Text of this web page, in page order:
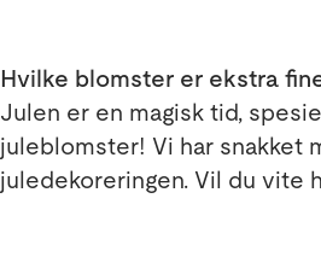
Hvilke blomster er ekstra
Julen er en magisk tid,
juleblomster! Vi har snakket
juledekoreringen. Vil du vite